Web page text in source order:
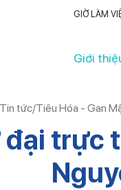
GIỜ LÀM
Giới
tức/Tiêu Hóa - Gan
trực